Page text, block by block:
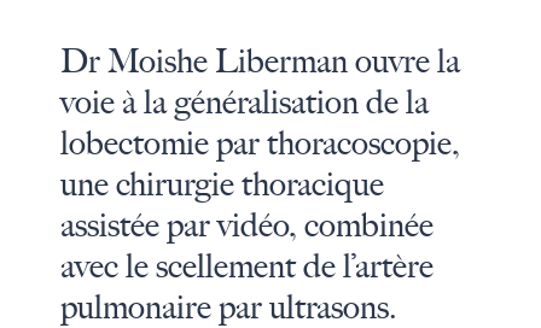
Dr Moishe Liberman ouvre la
voie à la généralisation de la
lobectomie par thoracoscopie,
une chirurgie thoracique
assistée par vidéo, combinée
avec le scellement de l’artère
pulmonaire par ultrasons.